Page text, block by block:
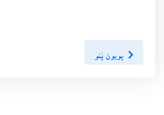
پويون پَنو